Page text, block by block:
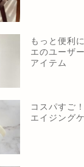
もっと便利
エのユーザ
アイテム
コスパすご
エイジング